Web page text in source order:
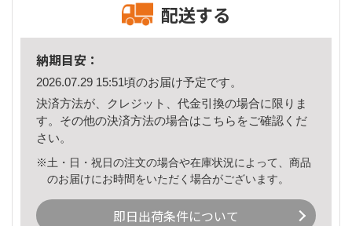
配送する
納期目安：
2026.07.29 15:51頃のお届け予定です。
決済方法が、クレジット、代金引換の場合に限りま
す。その他の決済方法の場合はこちら をご確認くだ
さい。
※土・日・祝日の注文の場合や在庫状況によって、商品
のお届けにお時間をいただく場合がございます。
即日出荷条件について